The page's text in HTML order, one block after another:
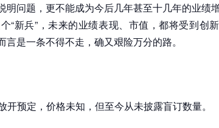
明问题，更不能成为今后几年甚至十几年的业绩
“新兵”，未来的业绩表现、市值，都将受到创
是一条不得不走，确又艰险万分的路。
预定，价格未知，但至今从未披露盲订数量。